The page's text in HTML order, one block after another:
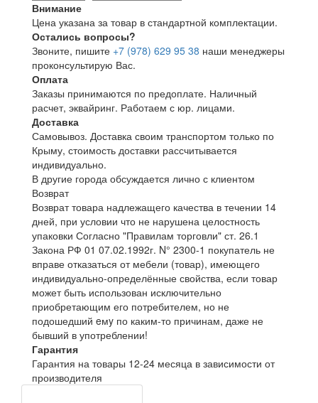
Внимание
Цена указана за товар в стандартной комплектации.
Остались вопросы?
Звоните, пишите +7 (978) 629 95 38 наши менеджеры
проконсультирую Вас.
Оплата
Заказы принимаются по предоплате. Наличный
расчет, эквайринг. Работаем с юр. лицами.
Доставка
Самовывоз. Доставка своим транспортом только по
Крыму, стоимость доставки рассчитывается
индивидуально.
В другие города обсуждается лично с клиентом
Возврат
Возврат товара надлежащего качества в течении 14
дней, при условии что не нарушена целостность
упаковки Согласно "Правилам торговли" ст. 26.1
Закона РФ 01 07.02.1992г. N° 2300-1 покупатель не
вправе отказаться от мебели (товар), имеющего
индивидуально-определённые свойства, если товар
может быть использован исключительно
приобретающим его потребителем, но не
подошедший eмy по каким-то причинам, даже не
бывший в употреблении!
Гарантия
Гарантия на товары 12-24 месяца в зависимости от
производителя